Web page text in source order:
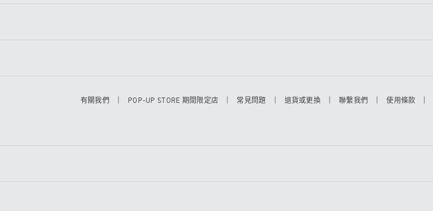
有關我們 POP-UP STORE 期間限定店 常見問題 退貨或更換 聯繫我們 使用條款